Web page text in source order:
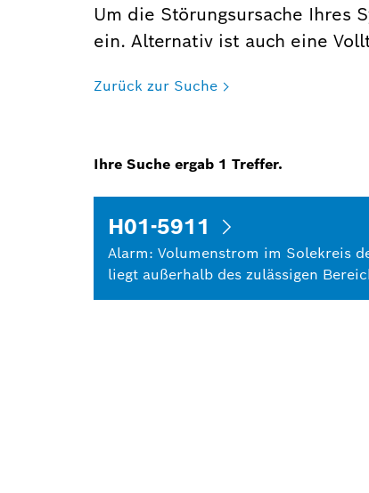
Um die Störungsursache Ihres
ein. Alternativ ist auch eine
Zurück zur Suche
Ihre Suche ergab 1 Treffer.
H01-5911
Alarm: Volumenstrom im Solekreis
liegt außerhalb des zulässigen